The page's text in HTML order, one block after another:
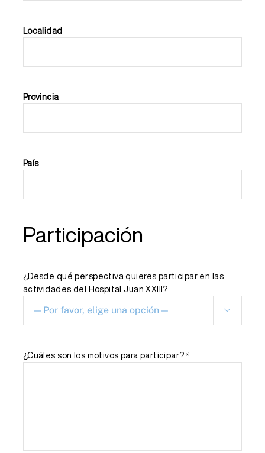
Localidad
Provincia
País
Participación
¿Desde qué perspectiva quieres participar en las
actividades del Hospital Juan XXIII?

¿Cuáles son los motivos para participar? *